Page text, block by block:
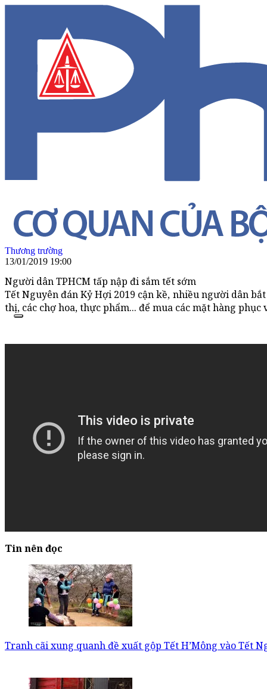
Thương trường
13/01/2019 19:00
Người dân TPHCM tấp nập đi sắm tết sớm
Tết Nguyên đán Kỷ Hợi 2019 cận kề, nhiều người dân
thị, các chợ hoa, thực phẩm... để mua các mặt hàng phục
Tin nên đọc
Tranh cãi xung quanh đề xuất gộp Tết H’Mông vào Tết